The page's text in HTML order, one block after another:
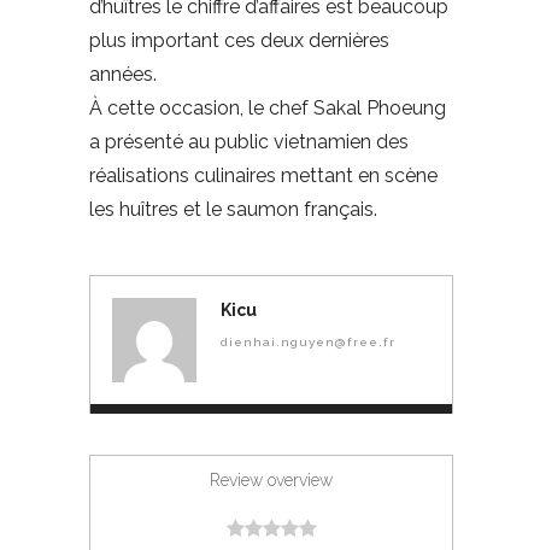
d’huîtres le chiffre d’affaires est beaucoup
plus important ces deux dernières
années.
À cette occasion, le chef Sakal Phoeung
a présenté au public vietnamien des
réalisations culinaires mettant en scène
les huîtres et le saumon français.
Kicu
dienhai.nguyen@free.fr
Review overview